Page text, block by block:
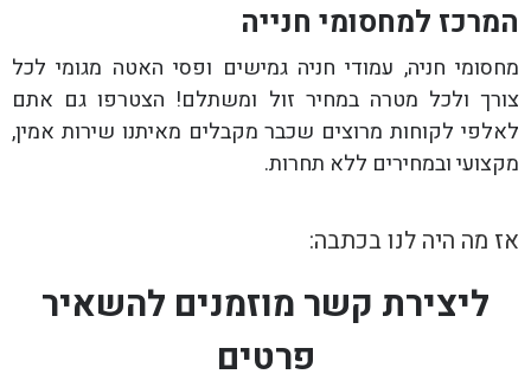
המרכז למחסומי חנייה
מחסומי חניה, עמודי חניה גמישים ופסי האטה מגומי לכל
צורך ולכל מטרה במחיר זול ומשתלם! הצטרפו גם אתם
לאלפי לקוחות מרוצים שכבר מקבלים מאיתנו שירות אמין,
מקצועי ובמחירים ללא תחרות.
אז מה היה לנו בכתבה:
ליצירת קשר מוזמנים להשאיר
פרטים